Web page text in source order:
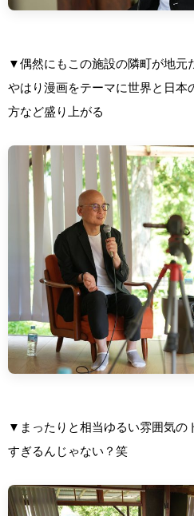
▼偶然にもこの施設の隣町が地元
やはり漫画をテーマに世界と日本
方など盛り上がる
▼まったりと相当ゆるい雰囲気の
すぎるんじゃない？笑